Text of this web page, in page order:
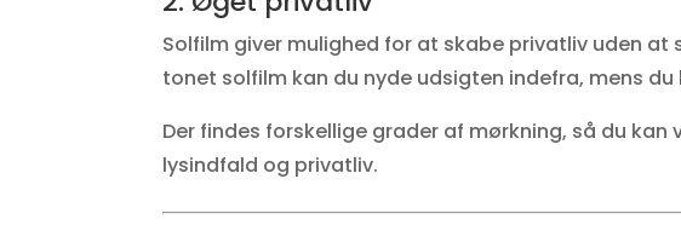
Solfilm giver mulighed for at skabe privatliv uden at
tonet solfilm kan du nyde udsigten indefra, mens
Der findes forskellige grader af mørkning, så du
lysindfald og privatliv.